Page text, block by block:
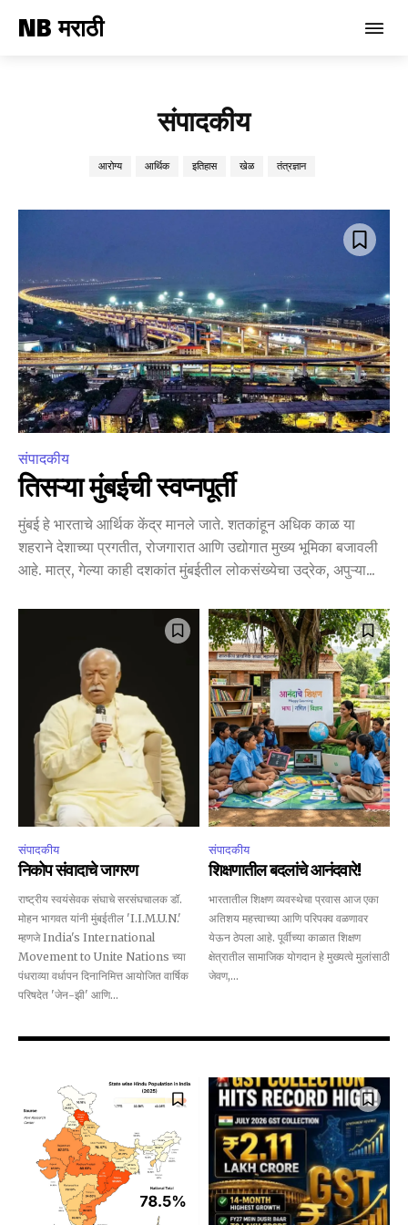
Join our community of
SUBSCRIBERS and be part of the
conversation.
To subscribe, simply enter your email address on our website
or click the subscribe button below. Don't worry, we respect
NB मराठी
संपादकीय
आरोग्य आर्थिक इतिहास खेळ तंत्रज्ञान
संपादकीय
तिसऱ्या मुंबईची स्वप्नपूर्ती
मुंबई हे भारताचे आर्थिक केंद्र मानले जाते. शतकांहून अधिक काळ या
शहराने देशाच्या प्रगतीत, रोजगारात आणि उद्योगात मुख्य भूमिका बजावली
आहे. मात्र, गेल्या काही दशकांत मुंबईतील लोकसंख्येचा उद्रेक, अपुऱ्या...
संपादकीय
निकोप संवादाचे जागरण
राष्ट्रीय स्वयंसेवक संघाचे सरसंघचालक डॉ.
मोहन भागवत यांनी मुंबईतील 'I.I.M.U.N.'
म्हणजे India's International
Movement to Unite Nations च्या
पंधराव्या वर्धापन दिनानिमित्त आयोजित वार्षिक
परिषदेत 'जेन-झी' आणि...
संपादकीय
शिक्षणातील बदलांचे आनंदवारे!
भारतातील शिक्षण व्यवस्थेचा प्रवास आज एका
अतिशय महत्त्वाच्या आणि परिपक्व वळणावर
येऊन ठेपला आहे. पूर्वीच्या काळात शिक्षण
क्षेत्रातील सामाजिक योगदान हे मुख्यत्वे मुलांसाठी
जेवण,...